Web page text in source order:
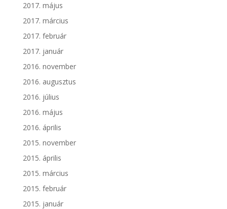
2017. május
2017. március
2017. február
2017. január
2016. november
2016. augusztus
2016. július
2016. május
2016. április
2015. november
2015. április
2015. március
2015. február
2015. január